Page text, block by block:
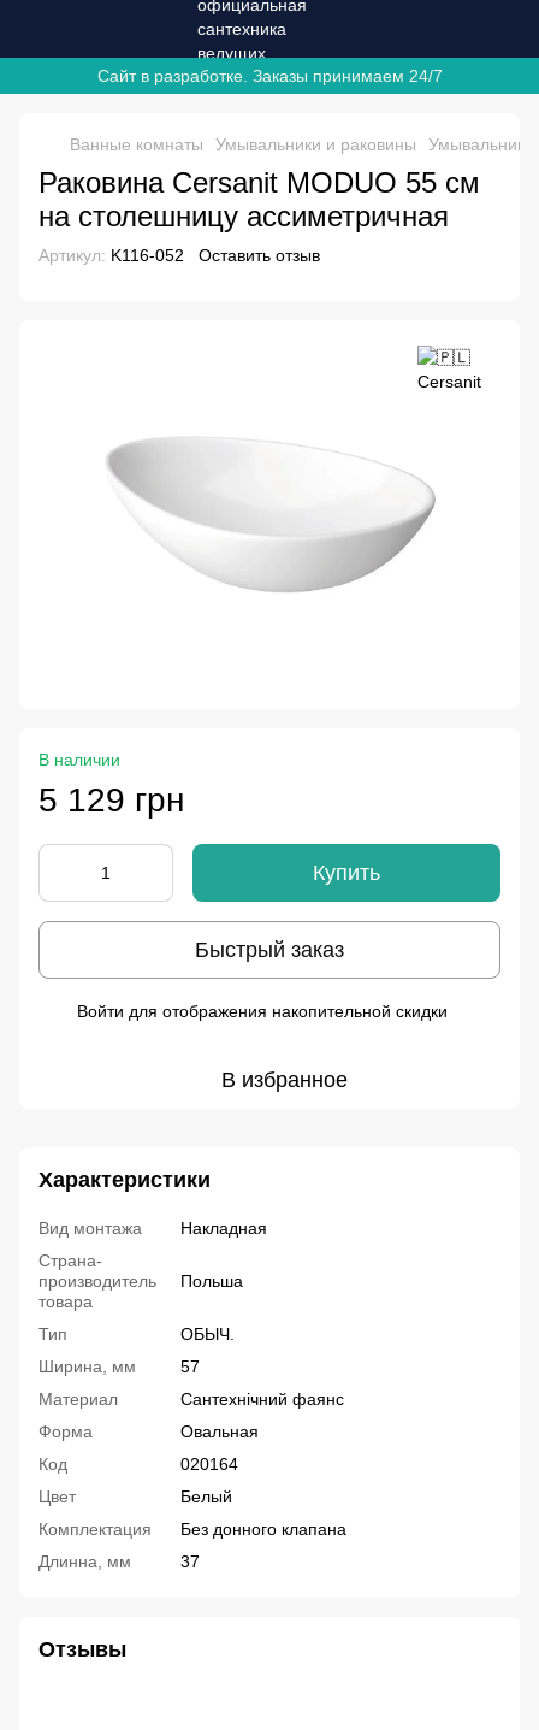
Сайт в разработке. Заказы принимаем 24/7
Ванные комнаты Умывальники и раковины Умывальники
Раковина Cersanit MODUO 55 см
на столешницу ассиметричная
Артикул: K116-052 Оставить отзыв
В наличии
5 129 грн
Купить
Быстрый заказ
Войти для отображения накопительной скидки
В избранное
Характеристики
Вид монтажа
Накладная
Страна-
производитель
товара
Польша
Тип
ОБЫЧ.
Ширина, мм
57
Материал
Сантехнічний фаянс
Форма
Овальная
Код
020164
Цвет
Белый
Комплектация
Без донного клапана
Длинна, мм
37
Отзывы